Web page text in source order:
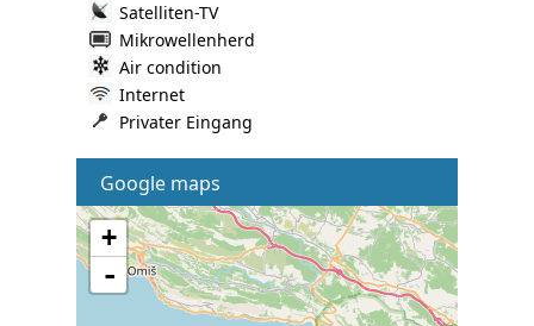
Satelliten-TV
Mikrowellenherd
Air condition
Internet
Privater Eingang
Google maps